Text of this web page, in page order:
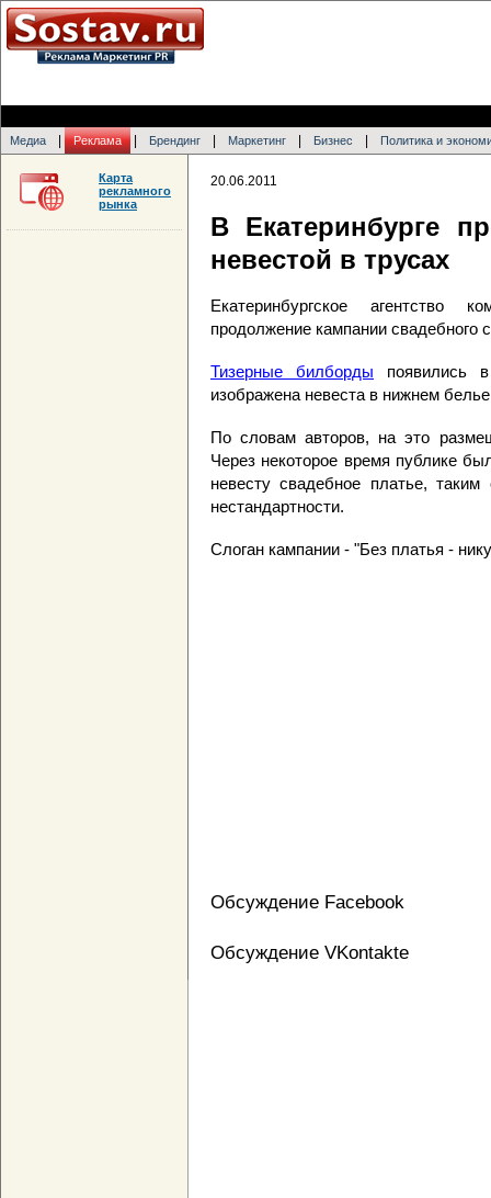
Медиа Реклама Брендинг Маркетинг Бизнес Политика и
20.06.2011
В Екатеринбурге
невестой в трусах
Екатеринбургское агентство
продолжение кампании свадебного
Тизерные билборды появились
изображена невеста в нижнем
По словам авторов, на это
Через некоторое время публике
невесту свадебное платье,
нестандартности.
Слоган кампании - "Без платья -
Обсуждение Facebook
Обсуждение VKontakte
Карта
рекламного
рынка